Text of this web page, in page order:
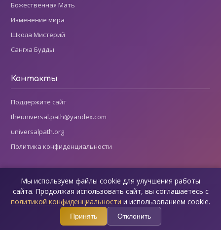
Божественная Мать
Изменение мира
Школа Мистерий
Сангха Будды
Контакты
Поддержите сайт
theuniversal.path@yandex.com
universalpath.org
Политика конфиденциальности
Все права защищены © 2002-2026 Ким Майклс
Публикация материалов с этого сайта разрешается только при
указании ссылки на страницу-оригинал и информации об
авторских правах
Мы используем файлы cookie для улучшения работы
сайта. Продолжая использовать сайт, вы соглашаетесь с
политикой конфиденциальности и использованием cookie.
Принять Отклонить